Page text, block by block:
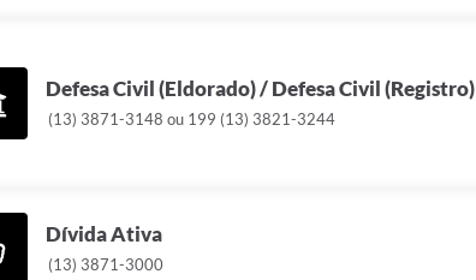
Defesa Civil (Eldorado) / Defesa Civil (Registro)
(13) 3871-3148 ou 199 (13) 3821-3244
Dívida Ativa
(13) 3871-3000